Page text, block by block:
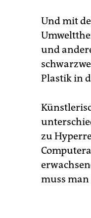
Und mit
und
Plastik in
zu
muss